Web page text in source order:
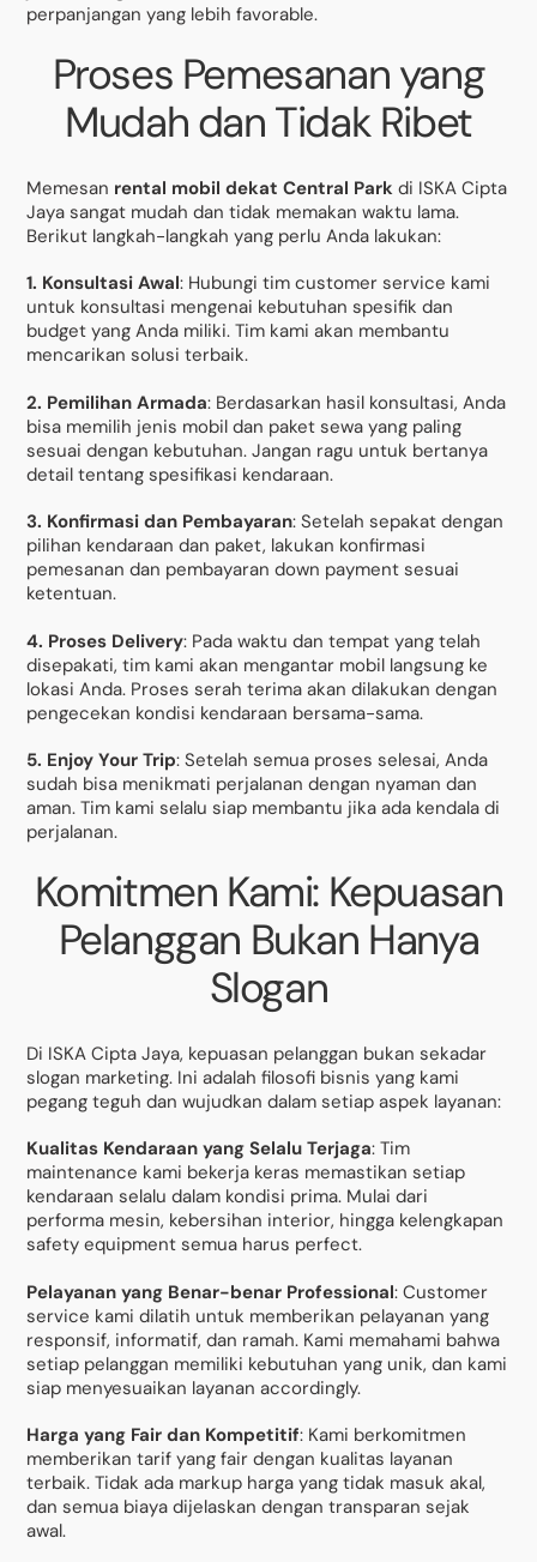
perpanjangan yang lebih favorable.
Proses Pemesanan yang
Mudah dan Tidak Ribet
Memesan rental mobil dekat Central Park di ISKA Cipta
Jaya sangat mudah dan tidak memakan waktu lama.
Berikut langkah-langkah yang perlu Anda lakukan:
1. Konsultasi Awal: Hubungi tim customer service kami
untuk konsultasi mengenai kebutuhan spesifik dan
budget yang Anda miliki. Tim kami akan membantu
mencarikan solusi terbaik.
2. Pemilihan Armada: Berdasarkan hasil konsultasi, Anda
bisa memilih jenis mobil dan paket sewa yang paling
sesuai dengan kebutuhan. Jangan ragu untuk bertanya
detail tentang spesifikasi kendaraan.
3. Konfirmasi dan Pembayaran: Setelah sepakat dengan
pilihan kendaraan dan paket, lakukan konfirmasi
pemesanan dan pembayaran down payment sesuai
ketentuan.
4. Proses Delivery: Pada waktu dan tempat yang telah
disepakati, tim kami akan mengantar mobil langsung ke
lokasi Anda. Proses serah terima akan dilakukan dengan
pengecekan kondisi kendaraan bersama-sama.
5. Enjoy Your Trip: Setelah semua proses selesai, Anda
sudah bisa menikmati perjalanan dengan nyaman dan
aman. Tim kami selalu siap membantu jika ada kendala di
perjalanan.
Komitmen Kami: Kepuasan
Pelanggan Bukan Hanya
Slogan
Di ISKA Cipta Jaya, kepuasan pelanggan bukan sekadar
slogan marketing. Ini adalah filosofi bisnis yang kami
pegang teguh dan wujudkan dalam setiap aspek layanan:
Kualitas Kendaraan yang Selalu Terjaga: Tim
maintenance kami bekerja keras memastikan setiap
kendaraan selalu dalam kondisi prima. Mulai dari
performa mesin, kebersihan interior, hingga kelengkapan
safety equipment semua harus perfect.
Pelayanan yang Benar-benar Professional: Customer
service kami dilatih untuk memberikan pelayanan yang
responsif, informatif, dan ramah. Kami memahami bahwa
setiap pelanggan memiliki kebutuhan yang unik, dan kami
siap menyesuaikan layanan accordingly.
Harga yang Fair dan Kompetitif: Kami berkomitmen
memberikan tarif yang fair dengan kualitas layanan
terbaik. Tidak ada markup harga yang tidak masuk akal,
dan semua biaya dijelaskan dengan transparan sejak
awal.